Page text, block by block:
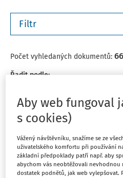
Filtr
Počet vyhledaných dokumentů: 66
Řadit podle:
NAVIGÁTOR
celního prohlášení
Proces žádání o vrácení cla
odpovídajícího celního
Aby web fungoval
s cookies)
Vážený návštěvníku, snažíme se ze
uživatelského komfortu při používání
základní předpoklady patří např. aby
abychom vás neobtěžovali
dostatek podnětů, jak web vylepšovat.